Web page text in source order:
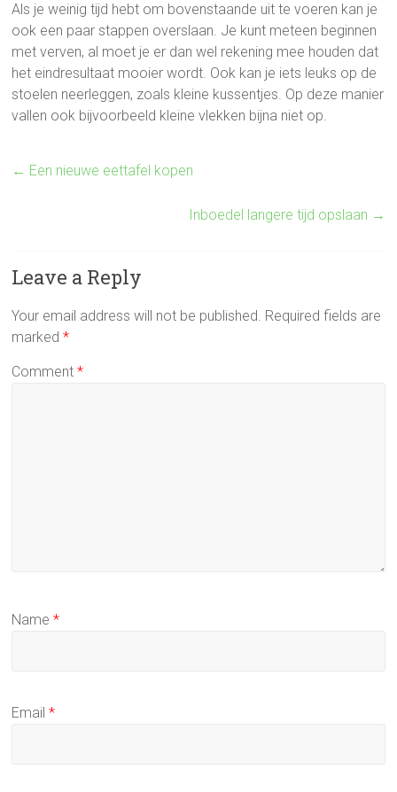
Als je weinig tijd hebt om bovenstaande uit te voeren kan je
ook een paar stappen overslaan. Je kunt meteen beginnen
met verven, al moet je er dan wel rekening mee houden dat
het eindresultaat mooier wordt. Ook kan je iets leuks op de
stoelen neerleggen, zoals kleine kussentjes. Op deze manier
vallen ook bijvoorbeeld kleine vlekken bijna niet op.
← Een nieuwe eettafel kopen
Inboedel langere tijd opslaan →
Leave a Reply
Your email address will not be published. Required fields are
marked*
Comment*
Name*
Email*